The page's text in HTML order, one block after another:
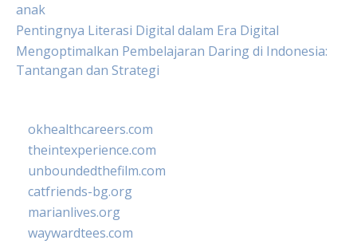
anak
Pentingnya Literasi Digital dalam Era Digital
Mengoptimalkan Pembelajaran Daring di Indonesia:
Tantangan dan Strategi
okhealthcareers.com
theintexperience.com
unboundedthefilm.com
catfriends-bg.org
marianlives.org
waywardtees.com